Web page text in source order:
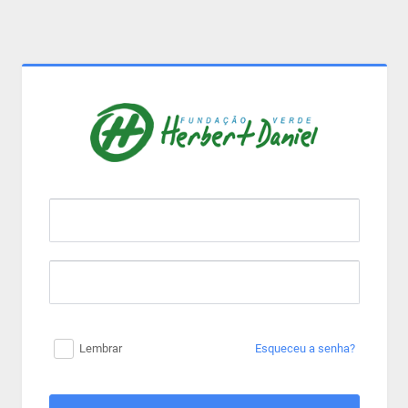
Lembrar Esqueceu a senha?